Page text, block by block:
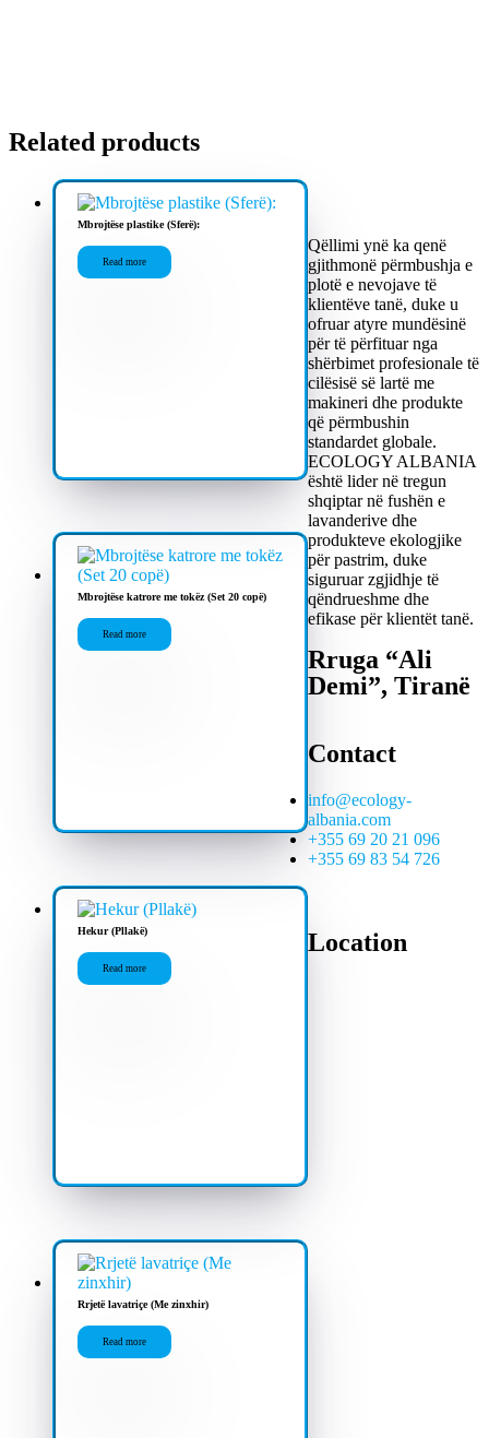
Related products
Mbrojtëse plastike (Sferë):
Read more
Mbrojtëse katrore me tokëz (Set 20 copë)
Read more
Hekur (Pllakë)
Read more
Rrjetë lavatriçe (Me zinxhir)
Read more
Qëllimi ynë ka qenë
gjithmonë përmbushja e
plotë e nevojave të
klientëve tanë, duke u
ofruar atyre mundësinë
për të përfituar nga
shërbimet profesionale të
cilësisë së lartë me
makineri dhe produkte
që përmbushin
standardet globale.
ECOLOGY ALBANIA
është lider në tregun
shqiptar në fushën e
lavanderive dhe
produkteve ekologjike
për pastrim, duke
siguruar zgjidhje të
qëndrueshme dhe
efikase për klientët tanë.
Rruga “Ali
Demi”, Tiranë
Contact
info@ecology-
albania.com
+355 69 20 21 096
+355 69 83 54 726
Location